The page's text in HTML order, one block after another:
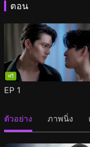
ตอน
ฟรี
EP 1
ตัวอย่าง ภาพนิ่ง